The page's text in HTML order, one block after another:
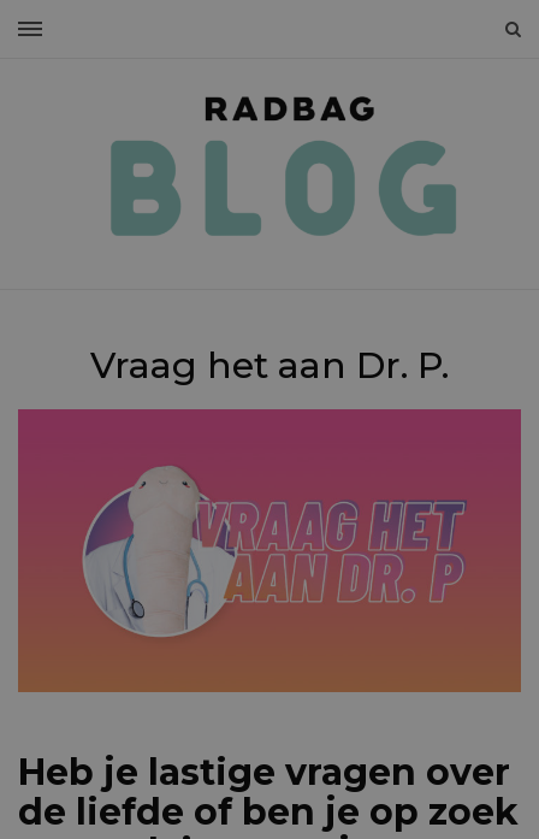
Vraag het aan Dr. P.
Heb je lastige vragen over
de liefde of ben je op zoek